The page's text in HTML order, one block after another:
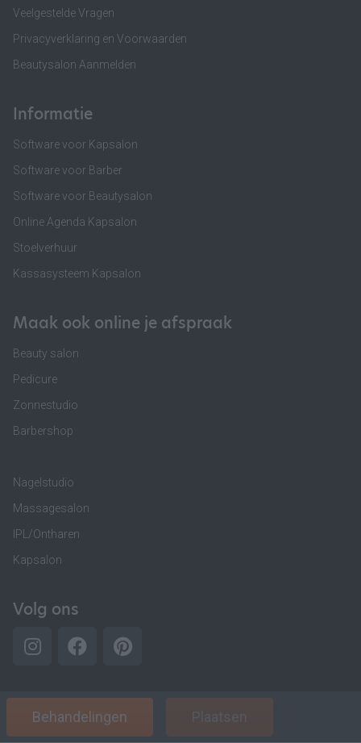
Veelgestelde Vragen
Privacyverklaring en Voorwaarden
Beautysalon Aanmelden
Informatie
Software voor Kapsalon
Software voor Barber
Software voor Beautysalon
Online Agenda Kapsalon
Stoelverhuur
Kassasysteem Kapsalon
Maak ook online je afspraak
Beauty salon
Pedicure
Zonnestudio
Barbershop
Nagelstudio
Massagesalon
IPL/Ontharen
Kapsalon
Volg ons
Behandelingen Plaatsen